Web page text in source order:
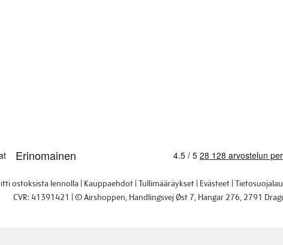
ostoksista lennolla Kauppaehdot Tullimääräykset Evästeet
CVR: 41391421
© Airshoppen , Handlingsvej Øst 7, Hangar 276, 2791